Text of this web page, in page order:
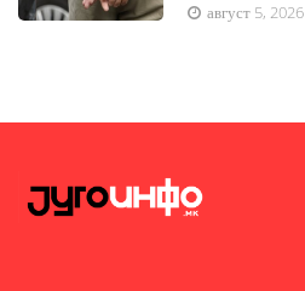
август 5, 2026